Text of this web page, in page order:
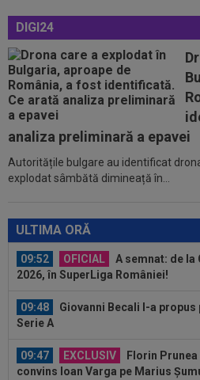
DIGI24
analiza preliminară a epavei
Autoritățile bulgare au identificat
explodat sâmbătă dimineață în...
ULTIMA ORĂ
09:47
A anunțat că prietena lui a
nici nu exista. Toată țara a râs...
09:03
Petrolul - Oțelul, LIVE
1. Moldovenii s-au impus cu...
08:58
Hakan Calhanoglu a ”dat
obiective a setat Cristi Chivu la
10:19 FOTO
Nicolae Stanciu,
Dalian Yingbo aproape l-au lăsat
Serie B: ”Am spus 'da' imediat”
09:52 OFICIAL
A semnat: de la
2026, în SuperLiga României!
09:48
Giovanni Becali l-a propus
Serie A
09:47 EXCLUSIV
Florin
convins Ioan Varga pe Marius